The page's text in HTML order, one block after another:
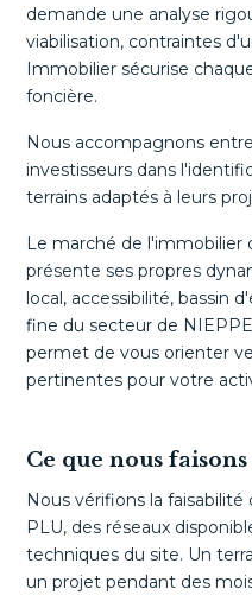
demande une analyse
viabilisation, contraintes
Immobilier sécurise
foncière.
Nous accompagnons
investisseurs dans
terrains adaptés à leurs
Le marché de l'immobilier
présente ses propres
local, accessibilité, bassin
fine du secteur de
permet de vous orienter
pertinentes pour votre
Ce que nous
Nous vérifions la
PLU, des réseaux
techniques du site. Un
un projet pendant des